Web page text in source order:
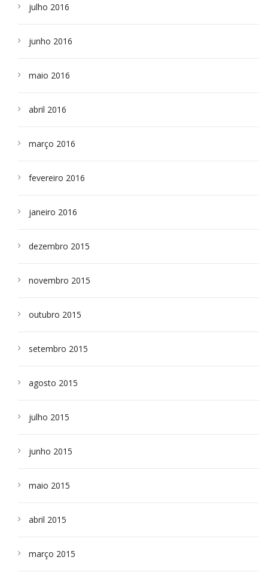
julho 2016
junho 2016
maio 2016
abril 2016
março 2016
fevereiro 2016
janeiro 2016
dezembro 2015
novembro 2015
outubro 2015
setembro 2015
agosto 2015
julho 2015
junho 2015
maio 2015
abril 2015
março 2015